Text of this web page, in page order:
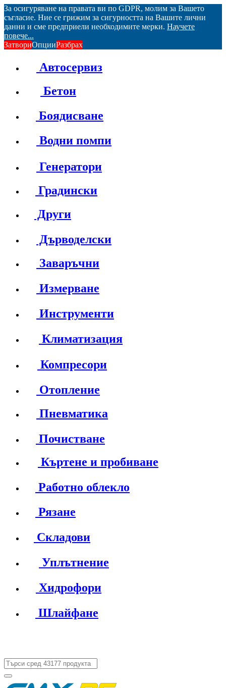
За осигуряване на правата ви по GDPR, молим за Вашето
съгласие. Ние се грижим за сигурността на Вашите лични
данни и сме предприели необходимите мерки. Научете
повече...
ЗатвориОпцииРазбрах
Автосервиз
Бетон
Боядисване
Водни помпи
Генератори
Градински
Други
Дърводелски
Заваръчни
Измерване
Инструменти
Климатизация
Компресори
Отопление
Пневматика
Почистване
Къртене и пробиване
Работно облекло
Рязане
Складови
Уплътнение
Хидрофори
Шлайфане